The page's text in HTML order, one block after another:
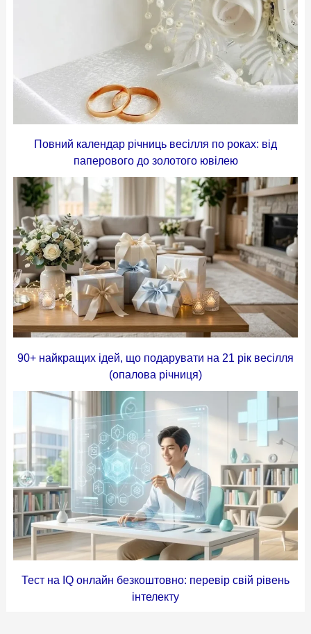
Повний календар річниць весілля по роках: від
паперового до золотого ювілею
90+ найкращих ідей, що подарувати на 21 рік весілля
(опалова річниця)
Тест на IQ онлайн безкоштовно: перевір свій рівень
інтелекту